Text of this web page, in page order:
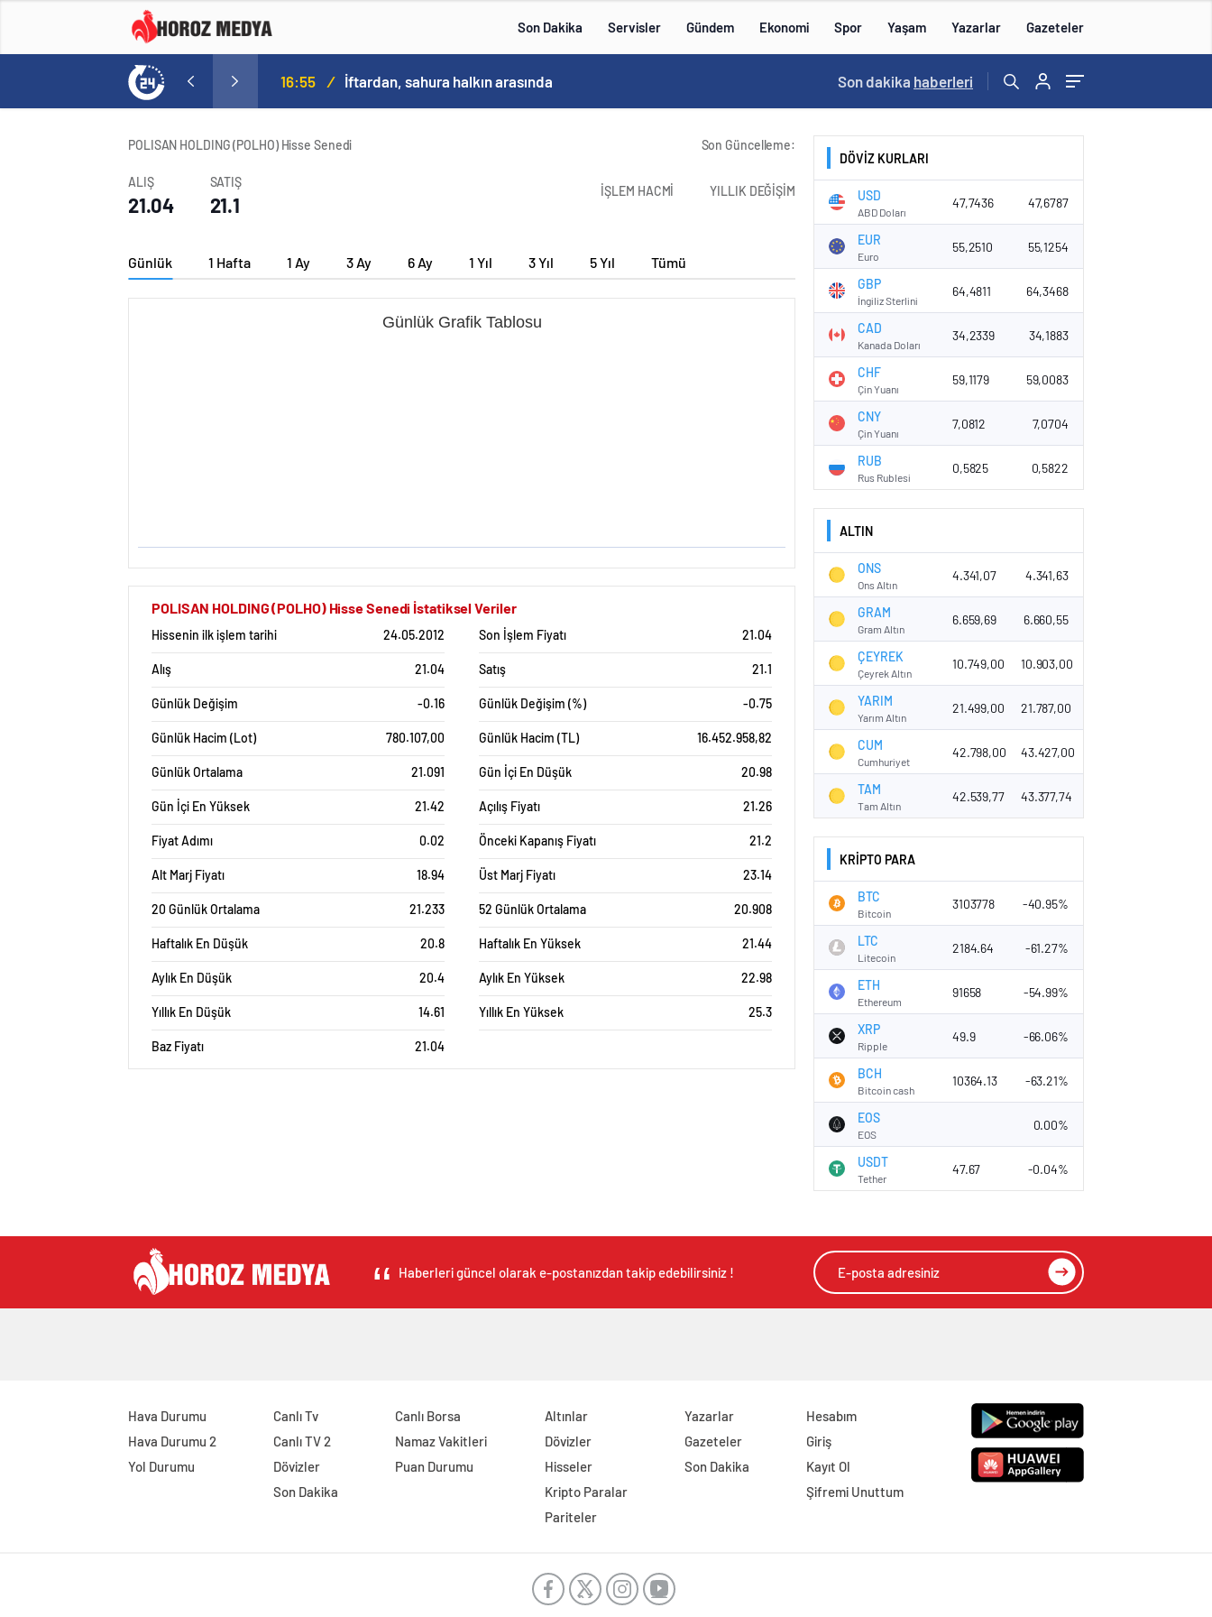
Son Dakika Servisler Gündem Ekonomi Spor Yaşam Yazarlar Gazeteler
16:55 / İftardan, sahura halkın arasında 16:09 /
Son dakika haberleri
POLISAN HOLDING (POLHO) Hisse Senedi Son Güncelleme:
ALIŞ
21.04
SATIŞ
21.1
İŞLEM HACMİ YILLIK DEĞİŞİM
Günlük 1 Hafta 1 Ay 3 Ay 6 Ay 1 Yıl 3 Yıl 5 Yıl Tümü
Günlük Grafik Tablosu
POLISAN HOLDING (POLHO) Hisse Senedi İstatiksel Veriler
Hissenin ilk işlem tarihi 24.05.2012 Son İşlem Fiyatı 21.04
Alış 21.04 Satış 21.1
Günlük Değişim -0.16 Günlük Değişim (%) -0.75
Günlük Hacim (Lot) 780.107,00 Günlük Hacim (TL) 16.452.958,82
Günlük Ortalama 21.091 Gün İçi En Düşük 20.98
Gün İçi En Yüksek 21.42 Açılış Fiyatı 21.26
Fiyat Adımı 0.02 Önceki Kapanış Fiyatı 21.2
Alt Marj Fiyatı 18.94 Üst Marj Fiyatı 23.14
20 Günlük Ortalama 21.233 52 Günlük Ortalama 20.908
Haftalık En Düşük 20.8 Haftalık En Yüksek 21.44
Aylık En Düşük 20.4 Aylık En Yüksek 22.98
Yıllık En Düşük 14.61 Yıllık En Yüksek 25.3
Baz Fiyatı 21.04
DÖVİZ KURLARI
USD
ABD Doları
47,7436 47,6787
EUR
Euro
55,2510 55,1254
GBP
İngiliz Sterlini
64,4811 64,3468
CAD
Kanada Doları
34,2339 34,1883
CHF
Çin Yuanı
59,1179 59,0083
CNY
Çin Yuanı
7,0812 7,0704
RUB
Rus Rublesi
0,5825 0,5822
ALTIN
ONS
Ons Altın
4.341,07 4.341,63
GRAM
Gram Altın
6.659,69 6.660,55
ÇEYREK
Çeyrek Altın
10.749,00 10.903,00
YARIM
Yarım Altın
21.499,00 21.787,00
CUM
Cumhuriyet
42.798,00 43.427,00
TAM
Tam Altın
42.539,77 43.377,74
KRİPTO PARA
BTC
Bitcoin
3103778 -40.95%
LTC
Litecoin
2184.64 -61.27%
ETH
Ethereum
91658 -54.99%
XRP
Ripple
49.9 -66.06%
BCH
Bitcoin cash
10364.13 -63.21%
EOS
EOS
0.00%
USDT
Tether
47.67 -0.04%
Haberleri güncel olarak e-postanızdan takip edebilirsiniz !
Hava Durumu
Hava Durumu 2
Yol Durumu
Canlı Tv
Canlı TV 2
Dövizler
Son Dakika
Canlı Borsa
Namaz Vakitleri
Puan Durumu
Altınlar
Dövizler
Hisseler
Kripto Paralar
Pariteler
Yazarlar
Gazeteler
Son Dakika
Hesabım
Giriş
Kayıt Ol
Şifremi Unuttum